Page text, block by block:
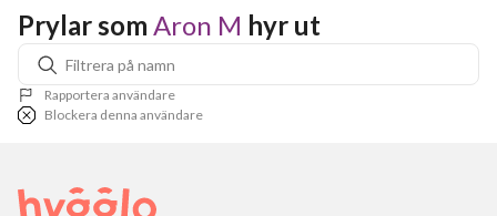
Prylar som Aron M hyr ut
Rapportera användare
Blockera denna användare